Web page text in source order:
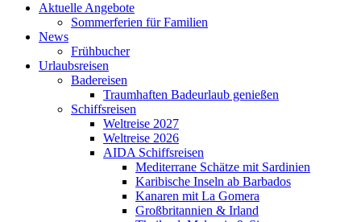
Aktuelle Angebote
Sommerferien für Familien
News
Frühbucher
Urlaubsreisen
Badereisen
Traumhaften Badeurlaub genießen
Schiffsreisen
Weltreise 2027
Weltreise 2026
AIDA Schiffsreisen
Mediterrane Schätze mit Sardinien
Karibische Inseln ab Barbados
Kanaren mit La Gomera
Großbritannien & Irland